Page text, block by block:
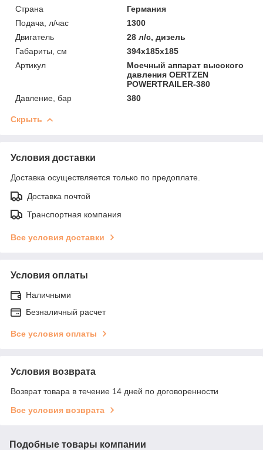
Страна
Германия
Подача, л/час
1300
Двигатель
28 л/с, дизель
Габариты, см
394х185х185
Артикул
Моечный аппарат высокого
давления OERTZEN
POWERTRAILER-380
Давление, бар
380
Скрыть
Условия доставки
Доставка осуществляется только по предоплате.
Доставка почтой
Транспортная компания
Все условия доставки
Условия оплаты
Наличными
Безналичный расчет
Все условия оплаты
Условия возврата
Возврат товара в течение 14 дней по договоренности
Все условия возврата
Подобные товары компании